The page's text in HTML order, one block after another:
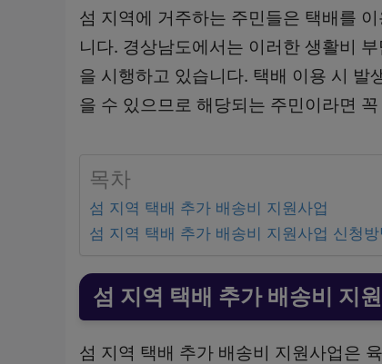
섬 지역에 거주하는 주민들은 택배를
니다. 경상남도에서는 이러한 생활비
을 시행하고 있습니다. 택배 이용 시
을 수 있으므로 해당되는 주민이라면
목차
섬 지역 택배 추가 배송비 지원사업
섬 지역 택배 추가 배송비 지원사업 신청방
섬 지역 택배 추가 배송비 지
섬 지역 택배 추가 배송비 지원사업은